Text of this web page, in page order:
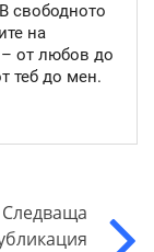
свободното
на
от любов до
теб до мен.
Следваща